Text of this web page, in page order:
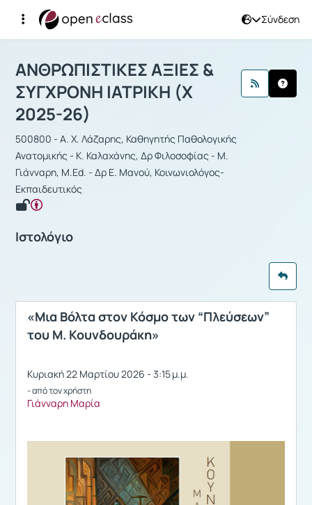
Σύνδεση
Μάθημα : ΑΝΘΡΩΠΙΣΤΙΚΕΣ ΑΞΙΕΣ &
ΑΝΘΡΩΠΙΣΤΙΚΕΣ ΑΞΙΕΣ &
ΣΥΓΧΡΟΝΗ ΙΑΤΡΙΚΗ (Χ
2025-26)
500800 - Α. Χ. Λάζαρης, Καθηγητής Παθολογικής
Ανατομικής - Κ. Καλαχάνης, Δρ Φιλοσοφίας - Μ.
Γιάνναρη, M.Ed. - Δρ Ε. Μανού, Κοινωνιολόγος-
Εκπαιδευτικός
Ιστολόγιο
«Μια Βόλτα στον Κόσμο των “Πλεύσεων”
του Μ. Κουνδουράκη»
Κυριακή 22 Μαρτίου 2026 - 3:15 μ.μ.
- από τον χρήστη
Γιάνναρη Μαρία